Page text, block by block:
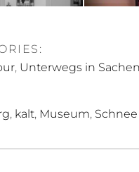
, Unterwegs in
, kalt, Museum, Schnee